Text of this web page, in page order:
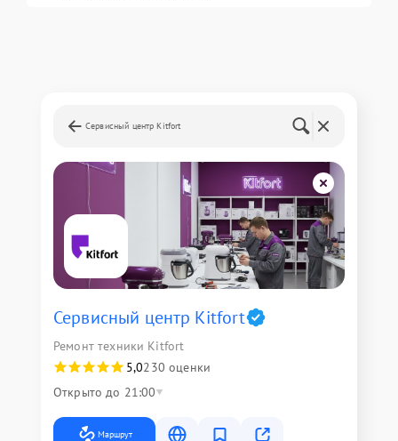
Сервисный центр Kitfort
Сервисный центр Kitfort
Ремонт техники Kitfort
5,0230 оценки
Открыто до 21:00
Маршрут